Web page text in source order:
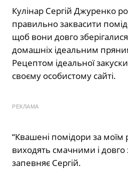
Кулінар Сергій Джуренко
правильно заквасити
щоб вони довго
домашніх ідеальним
Рецептом ідеальної
своєму особистому сайті.
РЕКЛАМА
“Квашені помідори за
виходять смачними і довго
запевняє Сергій.